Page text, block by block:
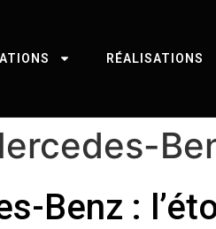
RÉALISATIONS
Benz :